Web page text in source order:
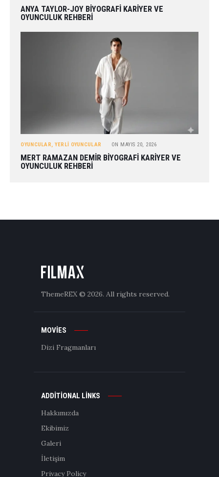
ANYA TAYLOR-JOY BIYOGRAFI KARIYER VE
OYUNCULUK REHBERI
OYUNCULAR, YERLI OYUNCULAR ON MAYIS 20, 2026
MERT RAMAZAN DEMIR BIYOGRAFI KARIYER VE
OYUNCULUK REHBERI
ThemeREX © 2026. All rights reserved.
MOVIES
Dizi Fragmanları
ADDITIONAL LINKS
Hakkımızda
Ekibimiz
Galeri
İletişim
Privacy Policy